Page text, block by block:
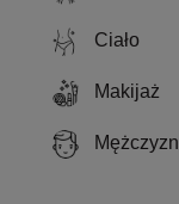
Ciało
Makijaż